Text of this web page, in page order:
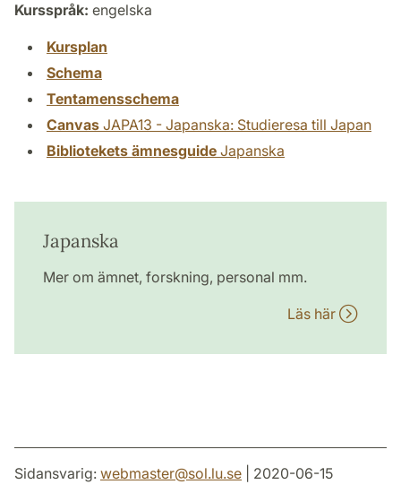
Kursspråk: engelska
Kursplan
Schema
Tentamensschema
Canvas JAPA13 - Japanska: Studieresa till Japan
Bibliotekets ämnesguide Japanska
Japanska
Mer om ämnet, forskning, personal mm.
Läs här
Sidansvarig: webmaster@sol.lu.se | 2020-06-15